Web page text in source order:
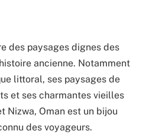
des paysages dignes des
ancienne. Notamment
littoral, ses paysages de
et ses charmantes vieilles
Nizwa, Oman est un bijou
des voyageurs.